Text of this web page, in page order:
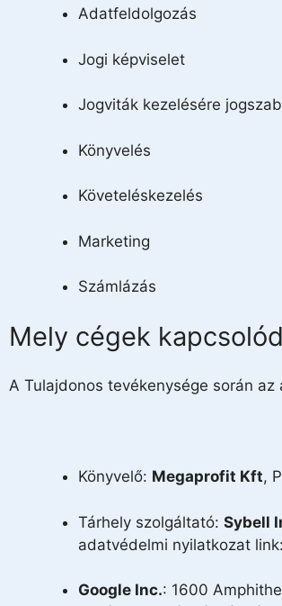
Adatfeldolgozás
Jogi képviselet
Jogviták kezelésére
Könyvelés
Követeléskezelés
Marketing
Számlázás
Mely cégek
A Tulajdonos tevékenysége során
Könyvelő: Megaprofit Kft,
Tárhely szolgáltató: Sybell
adatvédelmi nyilatkozat link:
Google Inc.: 1600